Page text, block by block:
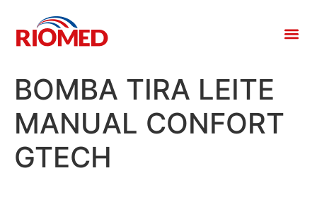
BOMBA TIRA LEITE
MANUAL CONFORT
GTECH